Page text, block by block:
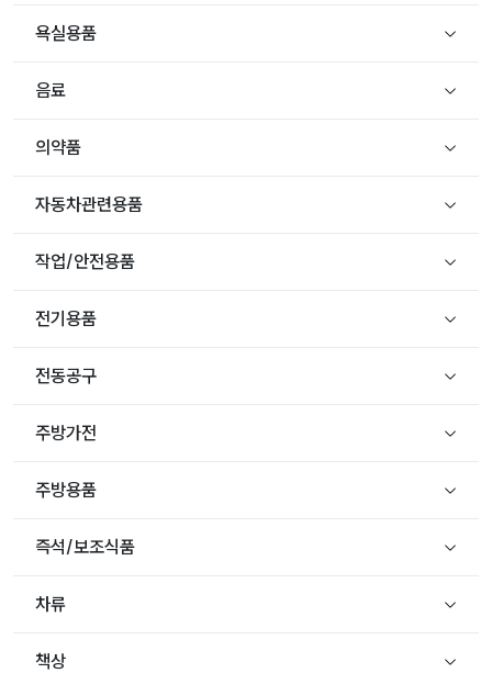
욕실용품
음료
의약품
자동차관련용품
작업/안전용품
전기용품
전동공구
주방가전
주방용품
즉석/보조식품
차류
책상